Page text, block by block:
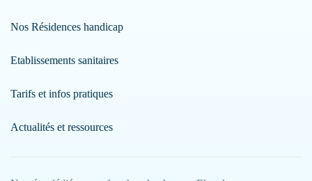
Nos Résidences handicap
Etablissements sanitaires
Tarifs et infos pratiques
Actualités et ressources